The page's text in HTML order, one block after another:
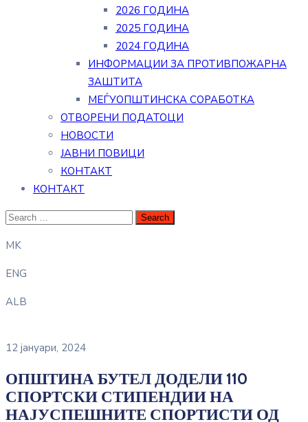
2026 ГОДИНА
2025 ГОДИНА
2024 ГОДИНА
ИНФОРМАЦИИ ЗА ПРОТИВПОЖАРНА
ЗАШТИТА
МЕЃУОПШТИНСКА СОРАБОТКА
ОТВОРЕНИ ПОДАТОЦИ
НОВОСТИ
ЈАВНИ ПОВИЦИ
КОНТАКТ
КОНТАКТ
MK
ENG
ALB
12 јануари, 2024
ОПШТИНА БУТЕЛ ДОДЕЛИ 110
СПОРТСКИ СТИПЕНДИИ НА
НАЈУСПЕШНИТЕ СПОРТИСТИ ОД